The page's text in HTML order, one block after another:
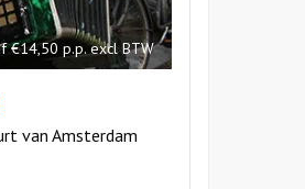
€14,50 p.p. excl BTW
van Amsterdam